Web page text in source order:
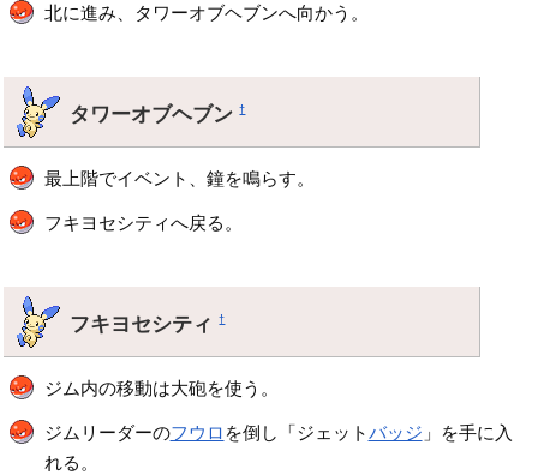
北に進み、タワーオブヘブンへ向かう。
タワーオブヘブン†
最上階でイベント、鐘を鳴らす。
フキヨセシティへ戻る。
フキヨセシティ†
ジム内の移動は大砲を使う。
ジムリーダーのフウロ を倒し「ジェットバッジ 」を手に入
れる。